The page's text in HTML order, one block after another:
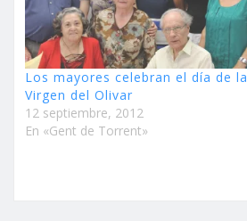
Los mayores celebran el día de la
Virgen del Olivar
12 septiembre, 2012
En «Gent de Torrent»